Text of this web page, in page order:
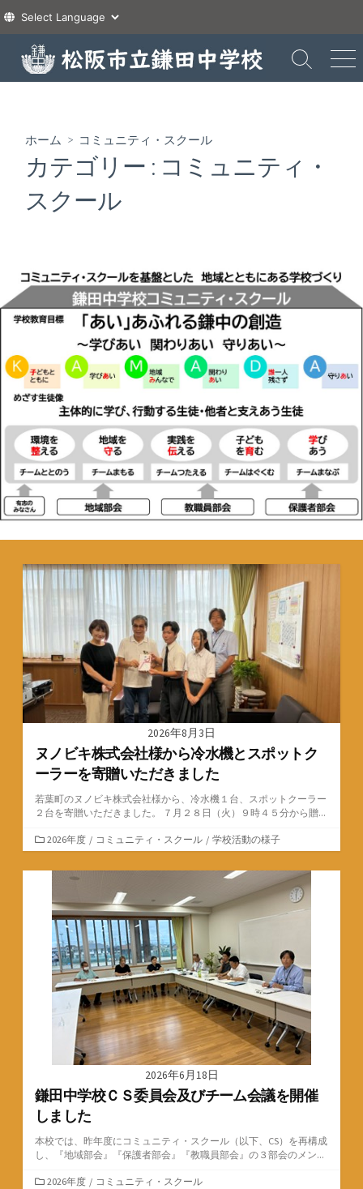
テ
検
索
メ
ニ
ホーム > コミュニティ・スクール
カテゴリー : コミュニティ・
スクール
2026年8月3日
ヌノビキ株式会社様から冷水機とスポットク
ーラーを寄贈いただきました
若葉町のヌノビキ株式会社様から、冷水機１台、スポットクーラー
２台を寄贈いただきました。 ７月２８日（火）９時４５分から贈...
カ
テ
ゴ
ー
2026年度 / コミュニティ・スクール / 学校活動の様子
2026年6月18日
鎌田中学校ＣＳ委員会及びチーム会議を開催
しました
本校では、昨年度にコミュニティ・スクール（以下、CS）を再構成
し、『地域部会』『保護者部会』『教職員部会』の３部会のメン...
カ2026年度 / コミュニティ・スクール